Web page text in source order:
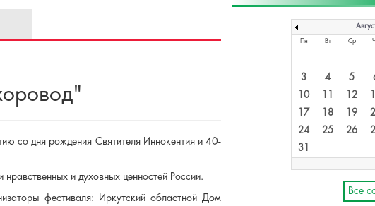
со дня рождения Святителя Иннокентия и 40-
и духовных ценностей России.
фестиваля: Иркутский областной Дом
Пн Вт Ср
3
4 5
10
11 12
17
18 19
24
25 26
31
Все